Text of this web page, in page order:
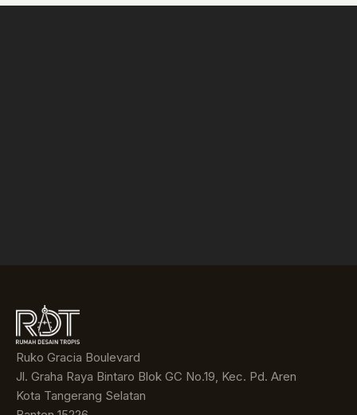
Ruko Gracia Boulevard
Jl. Graha Raya Bintaro Blok GC No.19, Kec. Pd. Aren
Kota Tangerang Selatan